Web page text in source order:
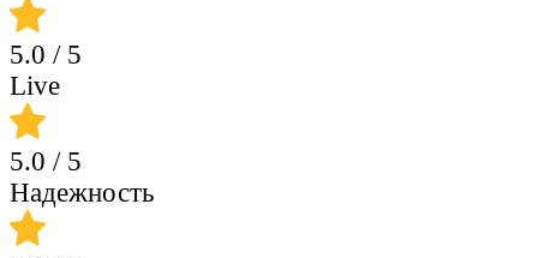
5.0 / 5
Live
5.0 / 5
Надежность